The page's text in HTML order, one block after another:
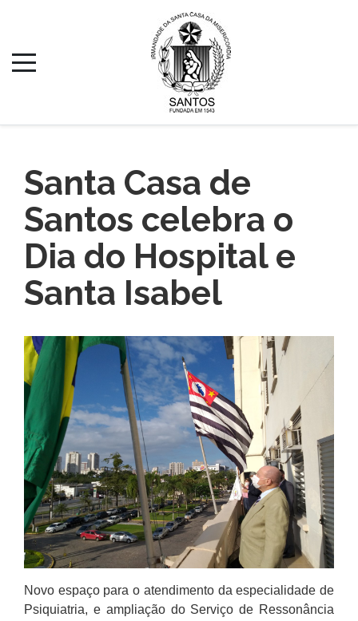
Santa Casa de
Santos celebra o
Dia do Hospital e
Santa Isabel
Novo espaço para o atendimento da especialidade de
Psiquiatria, e ampliação do Serviço de Ressonância